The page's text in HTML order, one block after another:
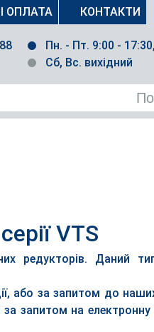
ОПЛАТА КОНТАКТИ
Пн. - Пт. 9:00 - 17:30,
Сб, Вс. вихідний
VTS
редукторів. Даний
або за запитом до
запитом на